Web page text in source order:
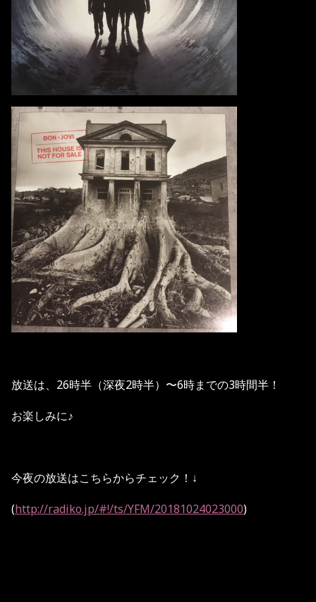
放送は、26時半（深夜2時半）〜6時までの3時間半！
お楽しみに♪
今夜の放送はこちらからチェック！↓
(http://radiko.jp/#!/ts/YFM/20181024023000)